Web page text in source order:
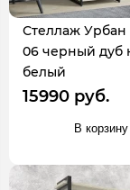
Стеллаж
06 черный дуб
белый
15990 руб.
В корзину